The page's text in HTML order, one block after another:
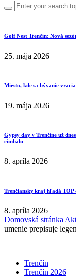
Golf Nest Trenčín: Nová
25. mája 2026
Miesto, kde sa bývanie
19. mája 2026
Gypsy day v Trenčíne už
cimbalu
8. apríla 2026
Trenčiansky kraj hľadá TOP
8. apríla 2026
Domovská stránka
umenie prepisuje
Trenčín
Trenčín 2026